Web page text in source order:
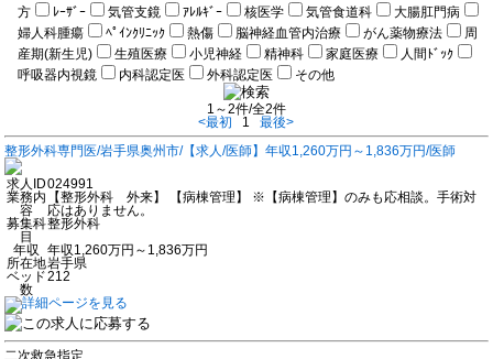
方
ﾚｰｻﾞｰ 気管支鏡 ｱﾚﾙｷﾞｰ 核医学 気管食道科
大腸肛門病
婦人科腫瘍
ﾍﾟｲﾝｸﾘﾆｯｸ 熱傷 脳神経血管内治療 がん薬物療法
周
産期(新生児)
生殖医療 小児神経 精神科 家庭医療
人間ﾄﾞｯｸ
呼吸器内視鏡
内科認定医 外科認定医 その他
1～2件/全2件
<最初
1
最後>
整形外科専門医/岩手県奥州市/【求人/医師】年収1,260万円～1,836万円/医師
求人ID024991
業務内
容
【整形外科 外来】 【病棟管理】 ※【病棟管理】のみも応相談。手術対
応はありません。
募集科
目
整形外科
年収
年収1,260万円～1,836万円
所在地岩手県
ベッド
数
212
二次救急指定